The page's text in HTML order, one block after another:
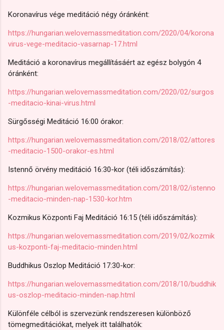
Koronavírus vége meditáció négy óránként:
https://hungarian.welovemassmeditation.com/2020/04/korona
virus-vege-meditacio-vasarnap-17.html
Meditáció a koronavírus megállításáért az egész bolygón 4
óránként:
https://hungarian.welovemassmeditation.com/2020/02/surgos
-meditacio-kinai-virus.html
Sürgősségi Meditáció 16:00 órakor:
https://hungarian.welovemassmeditation.com/2018/02/attores
-meditacio-1500-orakor-es.html
Istennő örvény meditáció 16:30-kor (téli időszámítás):
https://hungarian.welovemassmeditation.com/2018/02/istenno
-meditacio-minden-nap-1530-kor.htm
Kozmikus Központi Faj Meditáció 16:15 (téli időszámítás):
https://hungarian.welovemassmeditation.com/2019/02/kozmik
us-kozponti-faj-meditacio-minden.html
Buddhikus Oszlop Meditáció 17:30-kor:
https://hungarian.welovemassmeditation.com/2018/10/buddhik
us-oszlop-meditacio-minden-nap.html
Különféle célból is szervezünk rendszeresen különböző
tömegmeditációkat, melyek itt találhatók: